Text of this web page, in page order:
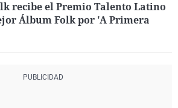
recibe el Premio Talento Latino
Álbum Folk por 'A Primera